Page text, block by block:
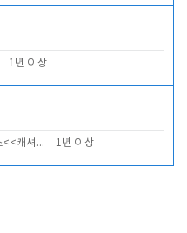
1년 이상
베팅.,청소<<캐셔 모셔봅니다. 1년 이상